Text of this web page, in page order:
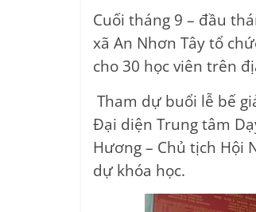
Cuối tháng 9 – đầu
xã An Nhơn Tây tổ
cho 30 học viên trên
Tham dự buổi lễ bế
Đại diện Trung tâm
Hương – Chủ tịch Hội
dự khóa học.